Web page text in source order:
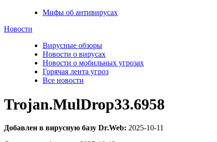
Мифы об антивирусах
Новости
Вирусные обзоры
Новости о вирусах
Новости о мобильных угрозах
Горячая лента угроз
Все новости
Trojan.MulDrop33.6958
Добавлен в вирусную базу Dr.Web: 2025-10-11